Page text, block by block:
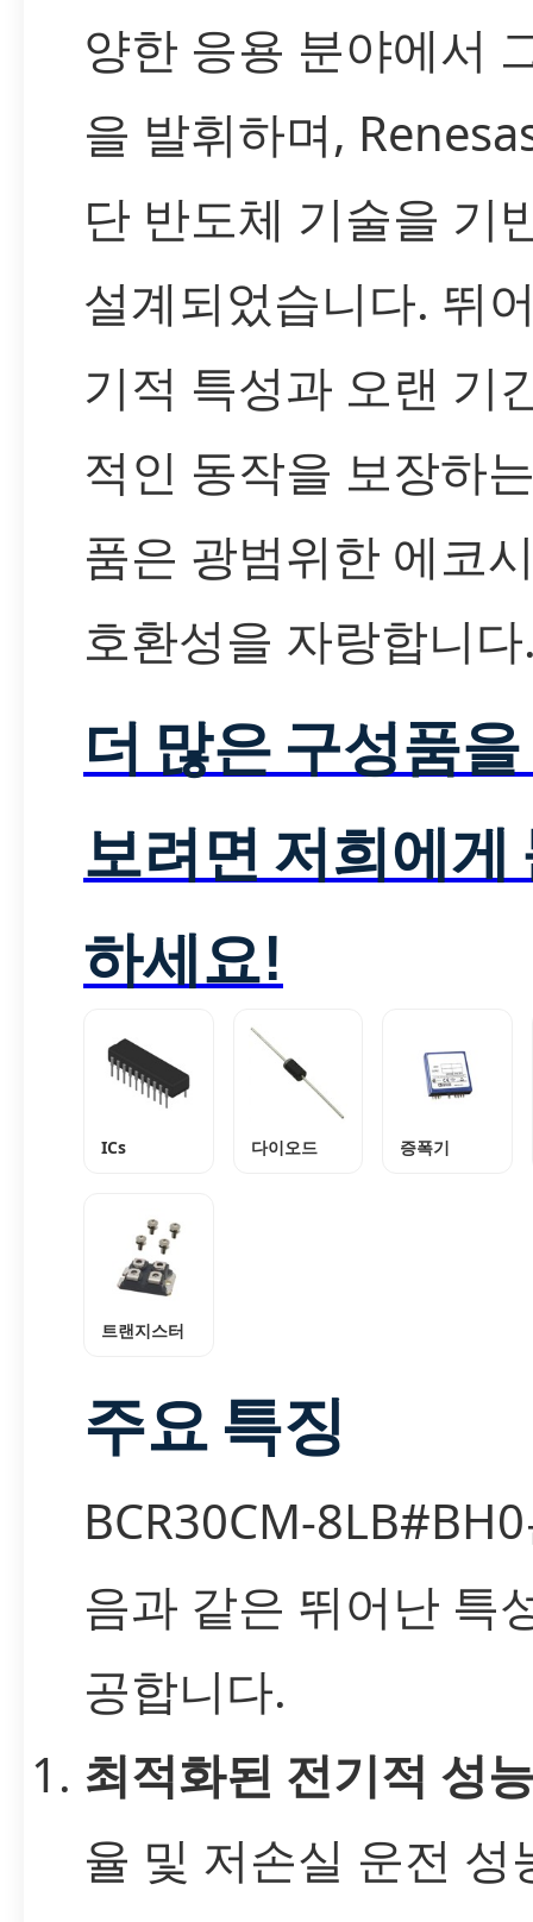
양한 응용 분야에서
을 발휘하며,
단 반도체 기술을 기
설계되었습니다. 뛰
기적 특성과 오랜 기
적인 동작을 보장하
품은 광범위한 에코
호환성을 자랑합니
더 많은 구성품
보려면 저희에게
하세요!
ICs 다이오드 증폭기
트랜지스터
주요 특징
BCR30CM-
음과 같은 뛰어난 특
공합니다.
최적화된 전기적 성
율 및 저손실 운전 성